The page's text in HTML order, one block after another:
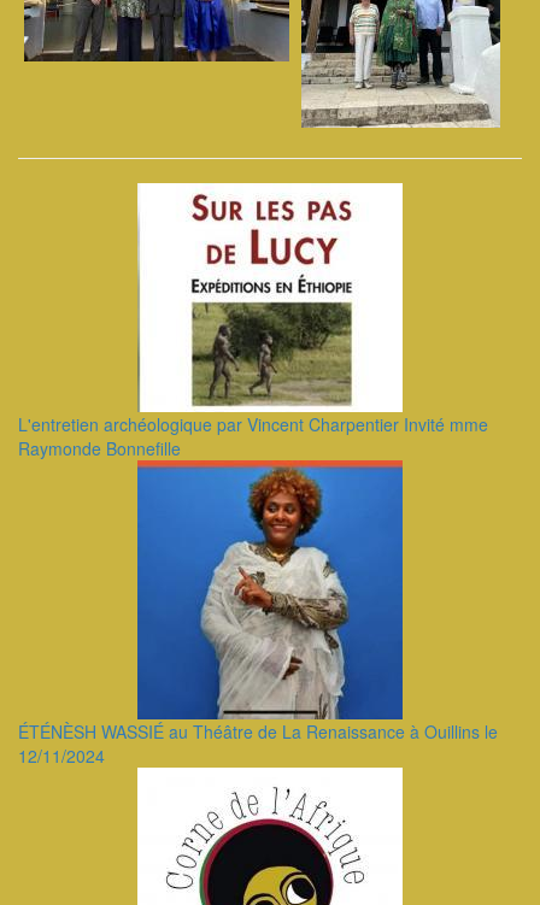
L'entretien archéologique par Vincent Charpentier Invité mme
Raymonde Bonnefille
ÉTÉNÈSH WASSIÉ au Théâtre de La Renaissance à Ouillins le
12/11/2024